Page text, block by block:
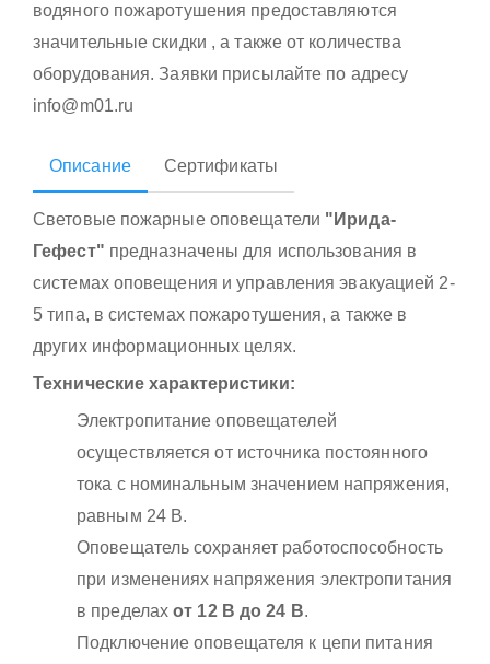
водяного пожаротушения предоставляются
значительные скидки , а также от количества
оборудования. Заявки присылайте по адресу
info@m01.ru
Описание Сертификаты
Световые пожарные оповещатели "Ирида-
Гефест" предназначены для использования в
системах оповещения и управления эвакуацией 2-
5 типа, в системах пожаротушения, а также в
других информационных целях.
Технические характеристики:
Электропитание оповещателей
осуществляется от источника постоянного
тока с номинальным значением напряжения,
равным 24 В.
Оповещатель сохраняет работоспособность
при изменениях напряжения электропитания
в пределахот 12 В до 24 В.
Подключение оповещателя к цепи питания